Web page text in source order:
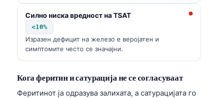
Силно ниска вредност на TSAT
<10%
Изразен дефицит на железо е веројатен и
симптомите често се значајни.
Кога феритин и сатурација не се согласуваат
Феритинот ја одразува залихата, а сатурацијата го